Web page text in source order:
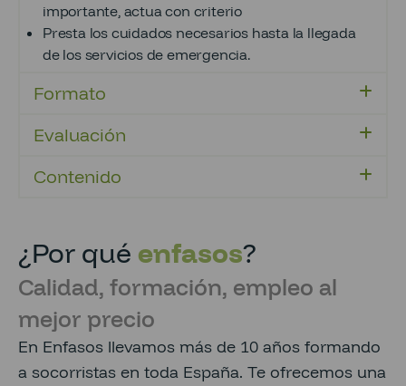
importante, actua con criterio
Presta los cuidados necesarios hasta la llegada
de los servicios de emergencia.
Formato
Evaluación
Contenido
¿Por qué enfasos?
Calidad, formación, empleo al
mejor precio
En Enfasos llevamos más de 10 años formando
a socorristas en toda España. Te ofrecemos una